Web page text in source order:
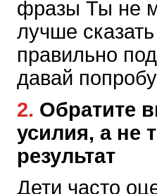
фразы Ты не
лучше
правильно
давай
2. Обратите внимание на
усилия, а не
результат
Дети часто